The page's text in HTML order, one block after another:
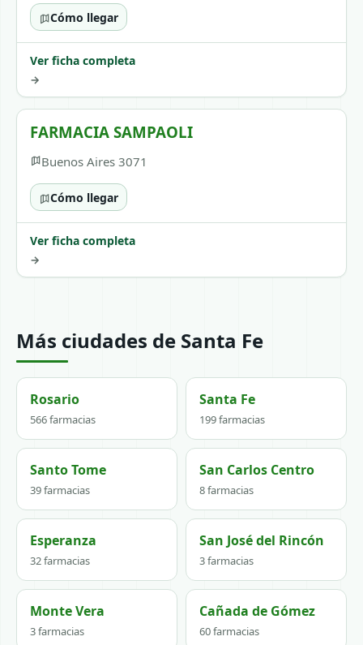
Cómo llegar
Ver ficha completa
→
FARMACIA SAMPAOLI
Buenos Aires 3071
Cómo llegar
Ver ficha completa
→
Más ciudades de Santa Fe
Rosario
566 farmacias
Santa Fe
199 farmacias
Santo Tome
39 farmacias
San Carlos Centro
8 farmacias
Esperanza
32 farmacias
San José del Rincón
3 farmacias
Monte Vera
3 farmacias
Cañada de Gómez
60 farmacias